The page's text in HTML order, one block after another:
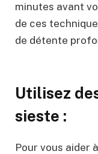
minutes avant
de ces
de détente
Utilisez
sieste :
Pour vous aider